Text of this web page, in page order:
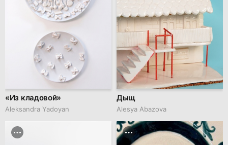
«Из кладовой»
Aleksandra Yadoyan
Дыщ
Alesya Abazova